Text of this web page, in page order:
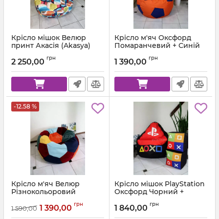
Крісло мішок Велюр
принт Акасія (Akasya)
2 250,00 грн
Крісло м'яч Оксфорд
Помаранчевий + Синій
1 390,00 грн
-12.58 %
Крісло м'яч Велюр
Різнокольоровий
1 590,00 1 390,00 грн
Крісло мішок PlayStation
Оксфорд Чорний +
Артикул: km-ps-ox-001-162-xl
1 840,00 грн